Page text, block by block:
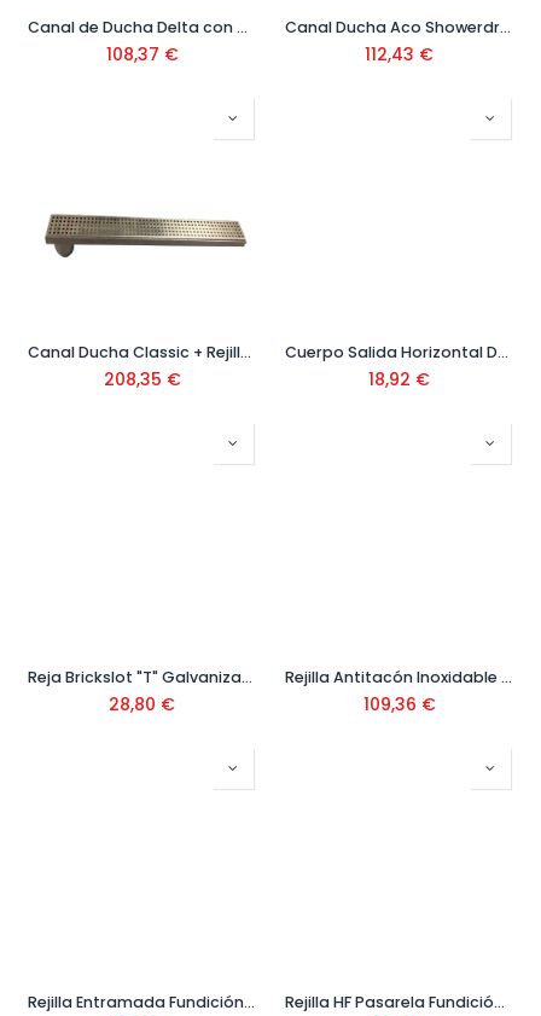
Canal de Ducha Delta con alas rej. cuadrada 700x30x80 mm Ref: 406368
108,37 €
Canal Ducha Aco Showerdrain-B + Reja Wave 70x685 mm
112,43 €
Canal Ducha Classic + Rejilla Cuadrada 1000x81x80 mm Ref: D001003C
208,35 €
Cuerpo Salida Horizontal DN50 149x82 mm Ref: 2505,05,00
18,92 €
Reja Brickslot "T" Galvanizada 1000x118x51 mm B125 Ref: 400325
28,80 €
Rejilla Antitacón Inoxidable 1000x118x22 mm A15 Ref: 38714
109,36 €
Rejilla Entramada Fundición 500x223x35 mm Ref: 13473 Rejilla HF Pasarela Fundición 500x223x21 mm Ref: 13470